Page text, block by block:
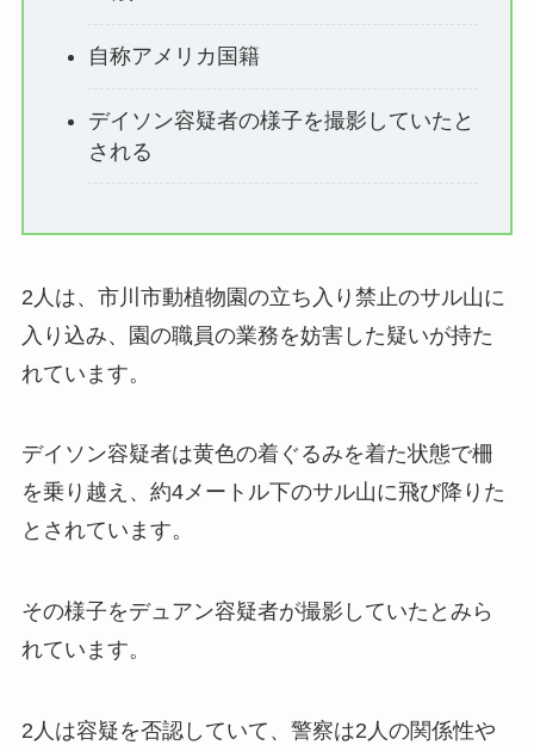
自称アメリカ国籍
デイソン容疑者の様子を撮影していたと
される
2人は、市川市動植物園の立ち入り禁止のサル山に
入り込み、園の職員の業務を妨害した疑いが持た
れています。
デイソン容疑者は黄色の着ぐるみを着た状態で柵
を乗り越え、約4メートル下のサル山に飛び降りた
とされています。
その様子をデュアン容疑者が撮影していたとみら
れています。
2人は容疑を否認していて、警察は2人の関係性や